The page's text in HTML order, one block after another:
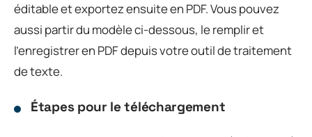
éditable et exportez ensuite en PDF. Vous pouvez
aussi partir du modèle ci-dessous, le remplir et
l’enregistrer en PDF depuis votre outil de traitement
de texte.
Étapes pour le téléchargement